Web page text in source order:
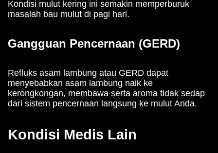
Kondisi mulut kering ini semakin memperburuk
masalah bau mulut di pagi hari.
Gangguan Pencernaan (GERD)
Refluks asam lambung atau GERD dapat
menyebabkan asam lambung naik ke
kerongkongan, membawa serta aroma tidak sedap
dari sistem pencernaan langsung ke mulut Anda.
Kondisi Medis Lain